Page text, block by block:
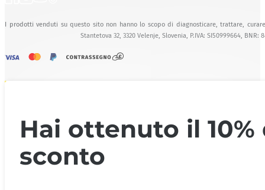
I prodotti venduti su questo sito non hanno lo scopo di diagnosticare, trattare,
Stantetova 32, 3320 Velenje, Slovenia, P.IVA: SI50999664, BNR:
Hai ottenuto il 10%
sconto